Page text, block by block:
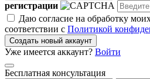
регистрации
Даю согласие на обработку
соответствии с Политикой
Создать новый аккаунт
Уже имеется аккаунт? Войти
Бесплатная консультация